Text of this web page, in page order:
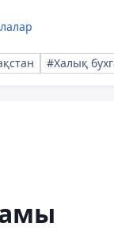
#Халық